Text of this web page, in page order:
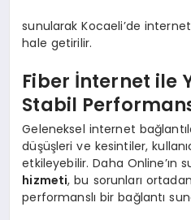
sunularak Kocaeli’de
hale getirilir.
Fiber İnternet ile
Stabil
Geleneksel internet
düşüşleri ve kesintiler,
etkileyebilir. Daha Online’ın
hizmeti, bu sorunları
performanslı bir bağlantı